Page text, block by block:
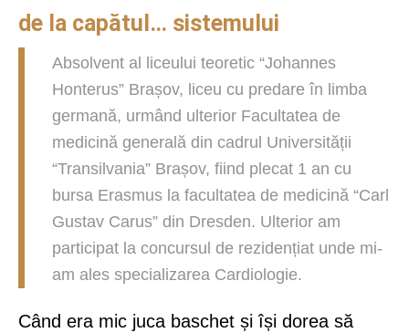
de la capătul… sistemului
Absolvent al liceului teoretic “Johannes
Honterus” Brașov, liceu cu predare în limba
germană, urmând ulterior Facultatea de
medicină generală din cadrul Universității
“Transilvania” Brașov, fiind plecat 1 an cu
bursa Erasmus la facultatea de medicină “Carl
Gustav Carus” din Dresden. Ulterior am
participat la concursul de rezidențiat unde mi-
am ales specializarea Cardiologie.
Când era mic juca baschet și își dorea să